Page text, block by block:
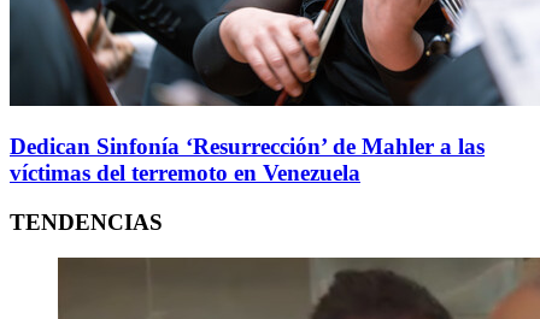
Dedican Sinfonía ‘Resurrección’ de Mahler a las
víctimas del terremoto en Venezuela
TENDENCIAS